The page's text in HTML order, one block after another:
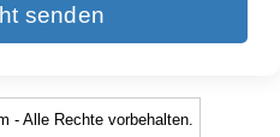
senden
- Alle Rechte vorbehalten.